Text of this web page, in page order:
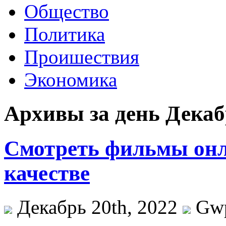
Общество
Политика
Проишествия
Экономика
Архивы за день
Cмотреть фильмы
качестве
Декабрь 20th, 2022